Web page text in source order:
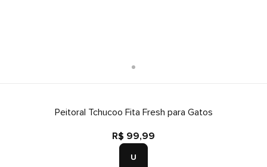
Peitoral Tchucoo Fita Fresh para Gatos
R$ 99,99
U